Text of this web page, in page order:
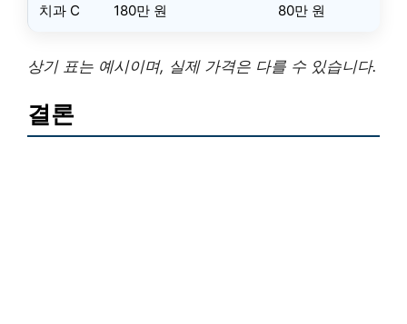
치과 C 180만 원 80만 원
상기 표는 예시이며, 실제 가격은 다를 수 있습니다.
결론